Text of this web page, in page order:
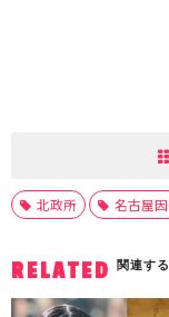
北政所 名古屋
RELATED 関連す